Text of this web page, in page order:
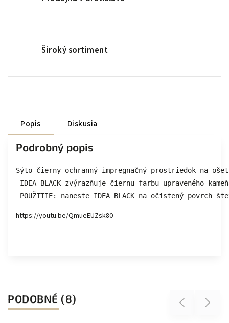
Široký sortiment
Popis Diskusia
Podrobný popis
Sýto čierny ochranný impregnačný prostriedok na
IDEA BLACK zvýrazňuje čiernu farbu upraveného
POUŽITIE: naneste IDEA BLACK na očistený
https://youtu.be/QmueEUZsk80
PODOBNÉ (8) Previous Next